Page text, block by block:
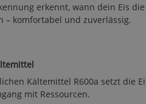
erkennt, wann dein Eis
– komfortabel und zuverlässig.
Kältemittel R600a setzt die
mit Ressourcen.